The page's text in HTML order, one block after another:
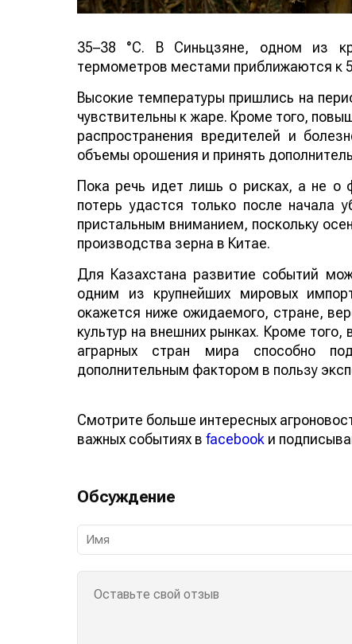
35–38 °C. В Синьцзяне, одном из
термометров местами приближаются к
Высокие температуры пришлись на
чувствительны к жаре. Кроме того,
распространения вредителей и
объемы орошения и принять
Пока речь идет лишь о рисках, а не о
потерь удастся только после начала
пристальным вниманием, поскольку
производства зерна в Китае.
Для Казахстана развитие событий
одним из крупнейших мировых
окажется ниже ожидаемого, стране,
культур на внешних рынках. Кроме
аграрных стран мира способно
дополнительным фактором в пользу
Смотрите больше интересных
важных событиях в facebook и
Обсуждение